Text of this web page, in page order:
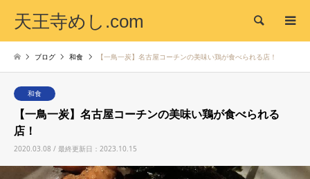
天王寺めし.com 検索
ブログ 和食 【一鳥一炭】名古屋コーチンの美味い鶏が食べられる店！
和食
【一鳥一炭】名古屋コーチンの美味い鶏が食べられる
店！
2020.03.08 / 最終更新日：2023.10.15